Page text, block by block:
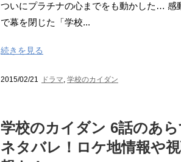
ついにプラチナの心までをも動かした… 感
で幕を閉じた「学校...
続きを見る
2015/02/21 ドラマ, 学校のカイダン
学校のカイダン 6話のあら
ネタバレ！ロケ地情報や